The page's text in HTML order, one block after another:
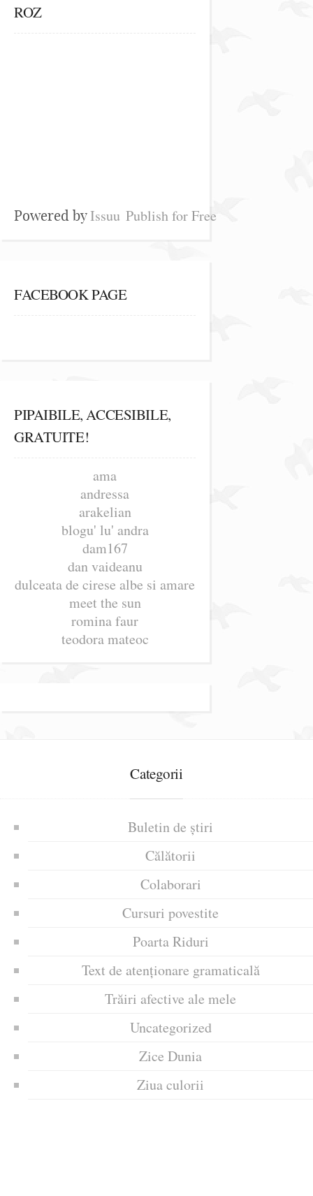
ROZ
Powered byIssuu Publish for Free
FACEBOOK PAGE
PIPAIBILE, ACCESIBILE,
GRATUITE!
ama
andressa
arakelian
blogu' lu' andra
dam167
dan vaideanu
dulceata de cirese albe si amare
meet the sun
romina faur
teodora mateoc
Categorii
Buletin de știri
Călătorii
Colaborari
Cursuri povestite
Poarta Riduri
Text de atenționare gramaticală
Trăiri afective ale mele
Uncategorized
Zice Dunia
Ziua culorii